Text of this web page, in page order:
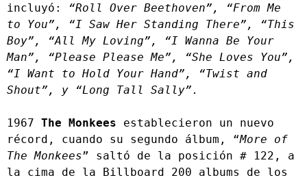
incluyó:
“Roll Over Beethoven”, “From Me
to You”, “I Saw Her Standing There”, “This
Boy”, “All My Loving”, “I Wanna Be Your
Man”, “Please Please Me”, “She Loves You”,
“I Want to Hold Your Hand”, “Twist and
Shout”, y “Long Tall Sally”.
1967 The Monkees establecieron un nuevo
récord, cuando su segundo álbum, “More of
The Monkees” saltó de la posición # 122, a
la cima de la Billboard 200 albums de los